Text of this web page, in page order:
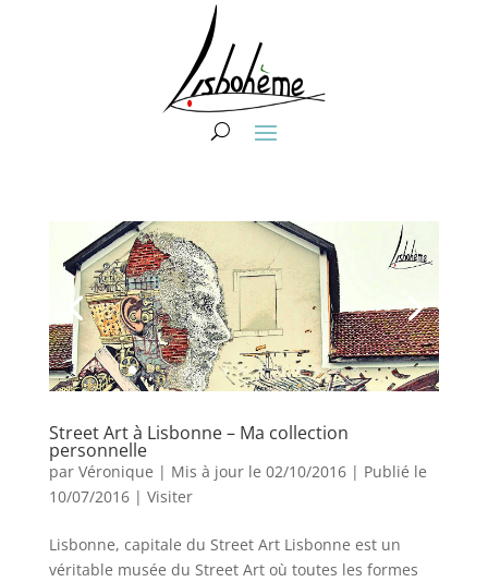
Street Art à Lisbonne – Ma collection
personnelle
par Véronique | Mis à jour le 02/10/2016 | Publié le
10/07/2016| Visiter
Lisbonne, capitale du Street Art Lisbonne est un
véritable musée du Street Art où toutes les formes